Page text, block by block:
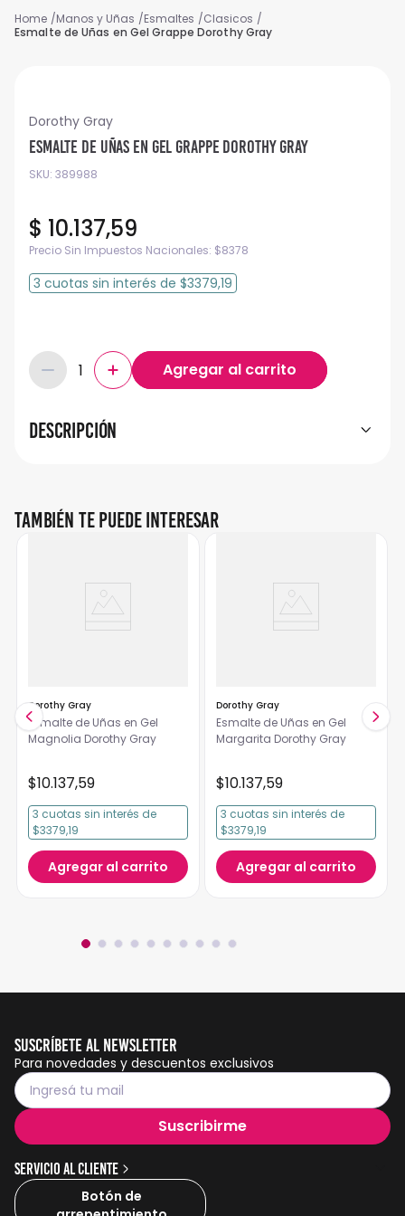
Manos y Uñas Esmaltes
Clasicos
Esmalte de Uñas en Gel Grappe Dorothy Gray
Dorothy Gray
Esmalte de Uñas en Gel Grappe Dorothy Gray
SKU: 389988
$ 10.137,59
Precio Sin Impuestos Nacionales: $8378
3 cuotas sin interés de $3379,19
Descripción
También te puede interesar
Dorothy Gray
Esmalte de Uñas en Gel
Magnolia Dorothy Gray
$10.137,59
3 cuotas sin interés de
$3379,19
Agregar al carrito
Dorothy Gray
Esmalte de Uñas en Gel
Margarita Dorothy Gray
$10.137,59
3 cuotas sin interés de
$3379,19
Agregar al carrito
Suscríbete al Newsletter
Para novedades y descuentos exclusivos
Suscribirme
Servicio al cliente
Botón de